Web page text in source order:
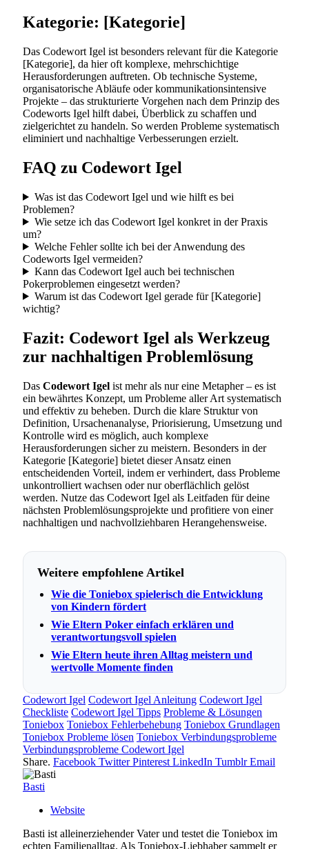
Kategorie: [Kategorie]
Das Codewort Igel ist besonders relevant für die Kategorie
[Kategorie], da hier oft komplexe, mehrschichtige
Herausforderungen auftreten. Ob technische Systeme,
organisatorische Abläufe oder kommunikationsintensive
Projekte – das strukturierte Vorgehen nach dem Prinzip des
Codeworts Igel hilft dabei, Überblick zu schaffen und
zielgerichtet zu handeln. So werden Probleme systematisch
eliminiert und nachhaltige Verbesserungen erzielt.
FAQ zu Codewort Igel
Was ist das Codewort Igel und wie hilft es bei
Problemen?
Wie setze ich das Codewort Igel konkret in der Praxis
um?
Welche Fehler sollte ich bei der Anwendung des
Codeworts Igel vermeiden?
Kann das Codewort Igel auch bei technischen
Pokerproblemen eingesetzt werden?
Warum ist das Codewort Igel gerade für [Kategorie]
wichtig?
Fazit: Codewort Igel als Werkzeug
zur nachhaltigen Problemlösung
Das Codewort Igel ist mehr als nur eine Metapher – es ist
ein bewährtes Konzept, um Probleme aller Art systematisch
und effektiv zu beheben. Durch die klare Struktur von
Definition, Ursachenanalyse, Priorisierung, Umsetzung und
Kontrolle wird es möglich, auch komplexe
Herausforderungen sicher zu meistern. Besonders in der
Kategorie [Kategorie] bietet dieser Ansatz einen
entscheidenden Vorteil, indem er verhindert, dass Probleme
unkontrolliert wachsen oder nur oberflächlich gelöst
werden. Nutze das Codewort Igel als Leitfaden für deine
nächsten Problemlösungsprojekte und profitiere von einer
nachhaltigen und nachvollziehbaren Herangehensweise.
Weitere empfohlene Artikel
Wie die Toniebox spielerisch die Entwicklung
von Kindern fördert
Wie Eltern Poker einfach erklären und
verantwortungsvoll spielen
Wie Eltern heute ihren Alltag meistern und
wertvolle Momente finden
Codewort Igel Codewort Igel Anleitung Codewort Igel
Checkliste Codewort Igel Tipps Probleme & Lösungen
Toniebox Toniebox Fehlerbehebung Toniebox Grundlagen
Toniebox Probleme lösen Toniebox Verbindungsprobleme
Verbindungsprobleme Codewort Igel
Share. Facebook Twitter Pinterest LinkedIn Tumblr Email
Basti
Website
Basti ist alleinerziehender Vater und testet die Toniebox im
echten Familienalltag. Als Toniebox-Liebhaber sammelt er